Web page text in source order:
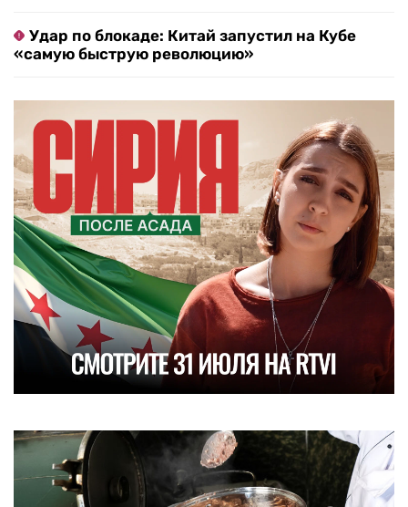
Удар по блокаде: Китай запустил на Кубе
«самую быструю революцию»